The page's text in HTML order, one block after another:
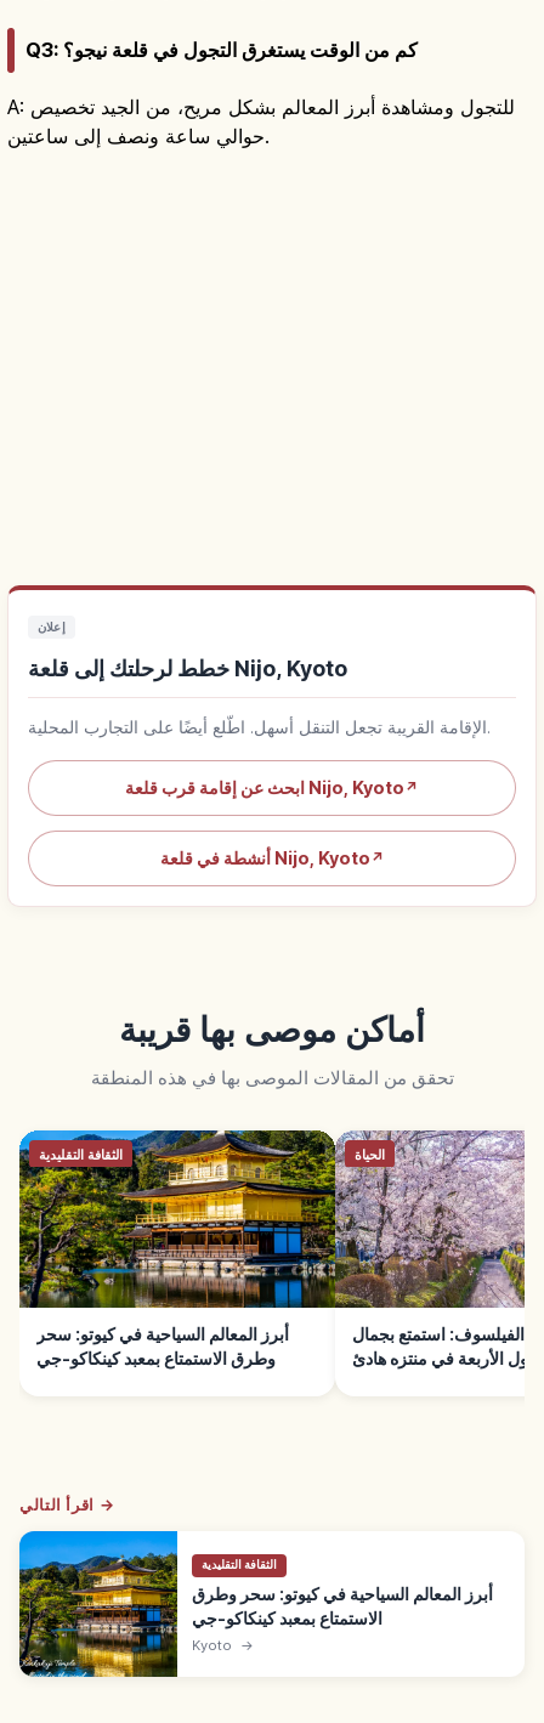
Q3: كم من الوقت يستغرق التجول في قلعة نيجو؟
A: للتجول ومشاهدة أبرز المعالم بشكل مريح، من الجيد تخصيص
حوالي ساعة ونصف إلى ساعتين.
إعلان
خطط لرحلتك إلى قلعة Nijo, Kyoto
الإقامة القريبة تجعل التنقل أسهل. اطّلع أيضًا على التجارب المحلية.
ابحث عن إقامة قرب قلعة Nijo, Kyoto ↗
أنشطة في قلعة Nijo, Kyoto ↗
أماكن موصى بها قريبة
تحقق من المقالات الموصى بها في هذه المنطقة
الثقافة التقليدية
أبرز المعالم السياحية في كيوتو: سحر
وطرق الاستمتاع بمعبد كينكاكو-جي
الحياة
الفيلسوف: استمتع بجمال
الأربعة في منتزه هادئ
اقرأ التالي →
الثقافة التقليدية
أبرز المعالم السياحية في كيوتو: سحر وطرق
الاستمتاع بمعبد كينكاكو-جي
Kyoto →